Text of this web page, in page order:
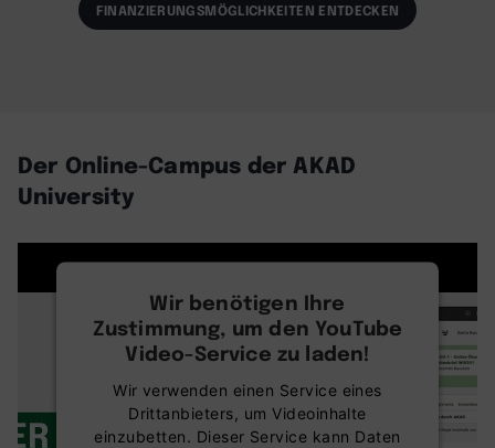
FINANZIERUNGSMÖGLICHKEITEN ENTDECKEN
Wir benötigen Ihre
Zustimmung, um den YouTube
Video-Service zu laden!
Wir verwenden einen Service eines
Drittanbieters, um Videoinhalte
einzubetten. Dieser Service kann Daten
Der Online-Campus der AKAD
University